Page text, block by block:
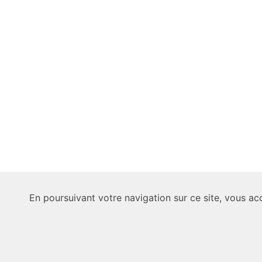
En poursuivant votre navigation sur ce site, vous